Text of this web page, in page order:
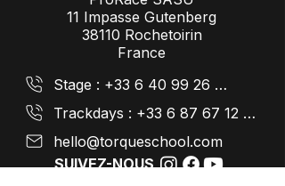
11 Impasse Gutenberg
38110 Rochetoirin
France
Stage : +33 6 40 99 26 41
Trackdays : +33 6 87 67 12 94
hello@torqueschool.com
SUIVEZ-NOUS